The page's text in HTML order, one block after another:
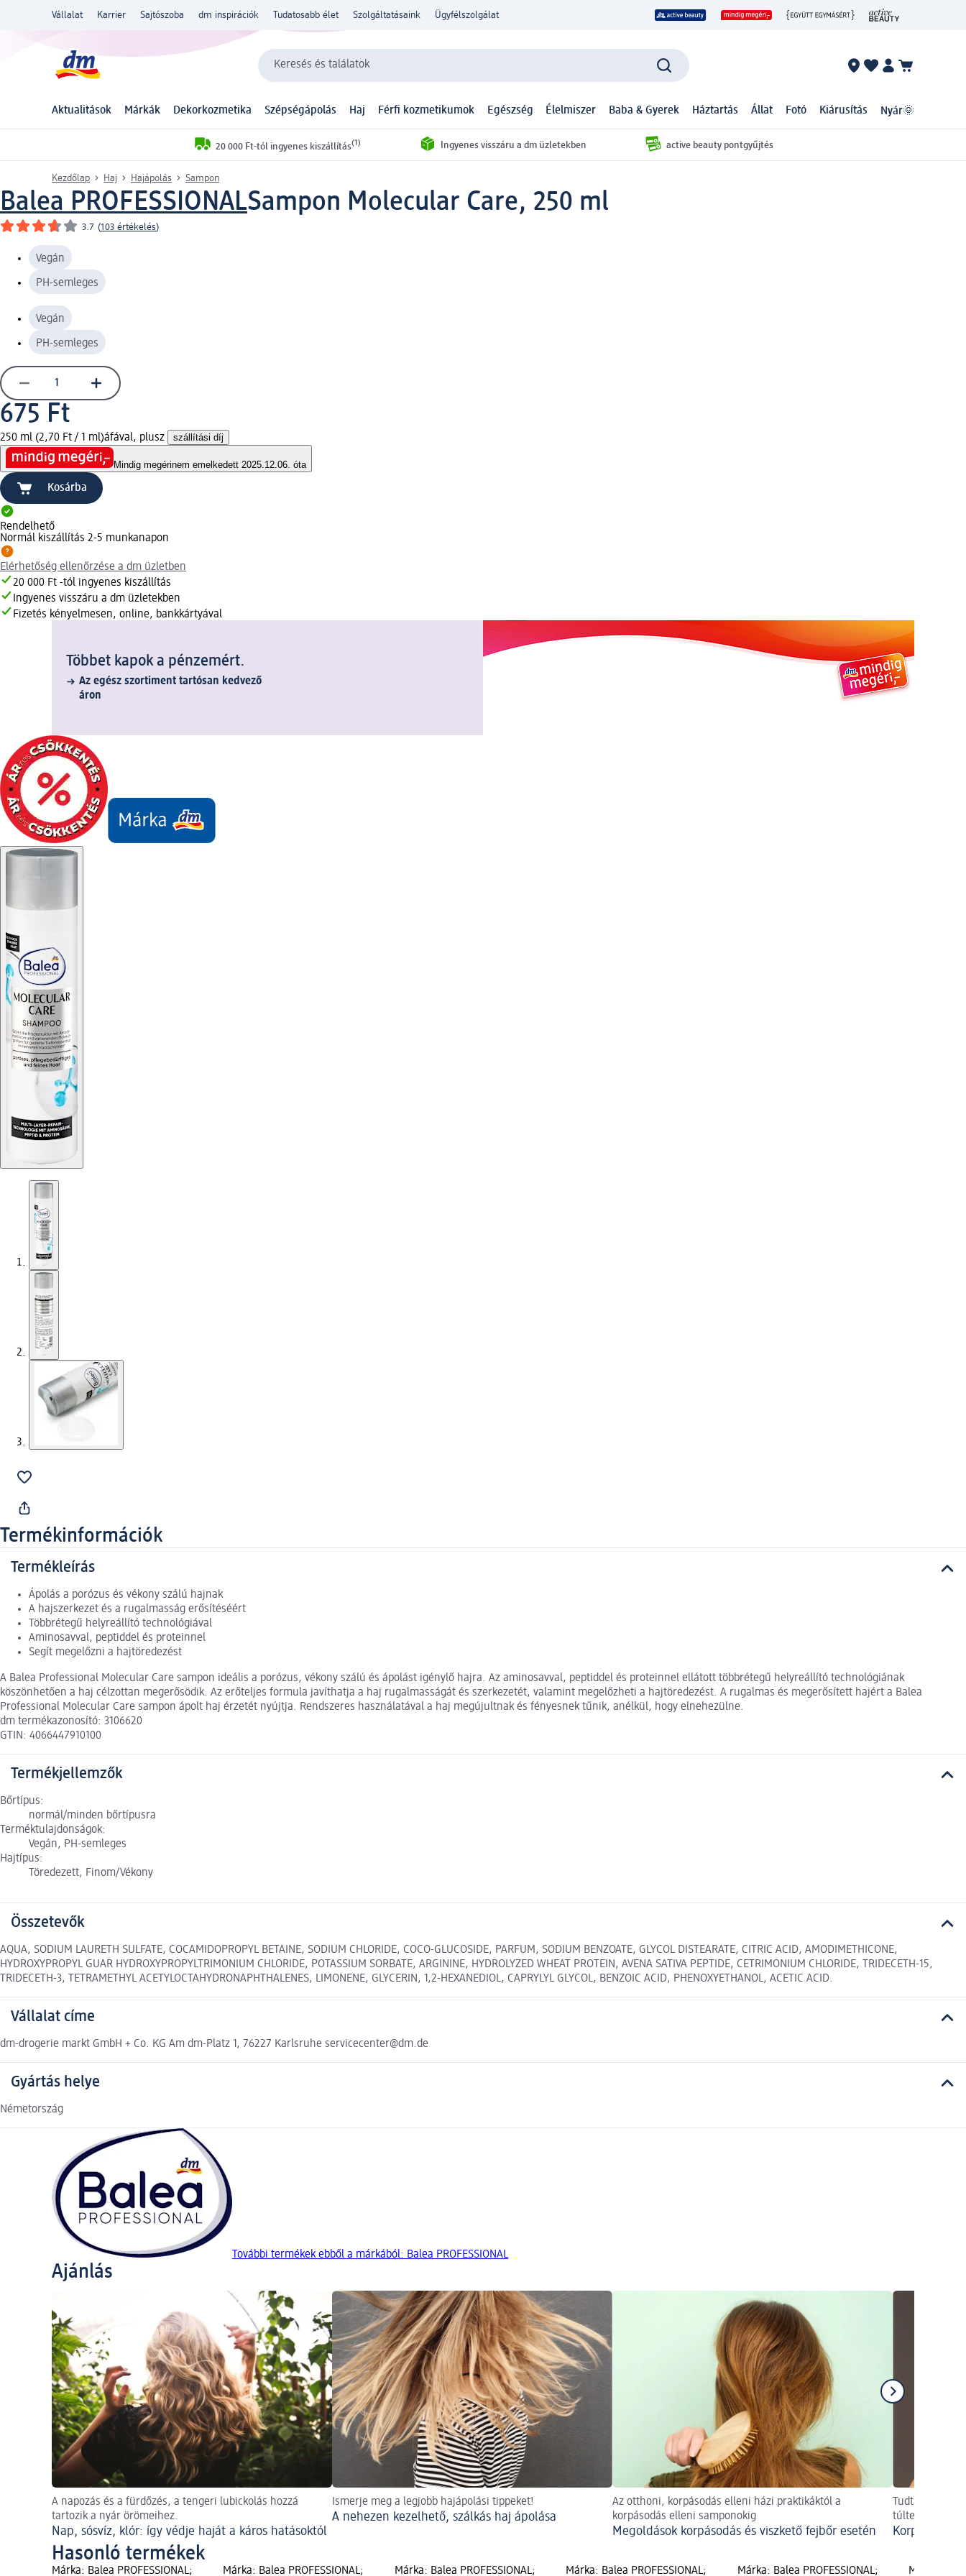
Vállalat Karrier Sajtószoba dm inspirációk Tudatosabb élet Szolgáltatásaink Ügyfélszolgálat
Keresés és találatok
Aktualitások Márkák Dekorkozmetika Szépségápolás Haj Férfi kozmetikumok Egészség Élelmiszer Baba & Gyerek Háztartás Állat Fotó Kiárusítás Nyár🌞
20 000 Ft-tól ingyenes kiszállítás(1) Ingyenes visszáru a dm üzletekben active beauty pontgyűjtés
Kezdőlap Haj Hajápolás Sampon
Balea PROFESSIONALSampon Molecular Care, 250 ml
3.7 (103 értékelés)
Vegán
PH-semleges
Vegán
PH-semleges
675 Ft
250 ml (2,70 Ft / 1 ml)áfával, plusz szállítási díj
Mindig megérinem emelkedett 2025.12.06. óta
Kosárba
Rendelhető
Normál kiszállítás 2-5 munkanapon
Elérhetőség ellenőrzése a dm üzletben
20 000 Ft -tól ingyenes kiszállítás
Ingyenes visszáru a dm üzletekben
Fizetés kényelmesen, online, bankkártyával
Többet kapok a pénzemért.
Az egész szortiment tartósan kedvező
áron
Termékinformációk
Termékleírás
Ápolás a porózus és vékony szálú hajnak
A hajszerkezet és a rugalmasság erősítéséért
Többrétegű helyreállító technológiával
Aminosavval, peptiddel és proteinnel
Segít megelőzni a hajtöredezést
A Balea Professional Molecular Care sampon ideális a porózus, vékony szálú és ápolást igénylő hajra. Az aminosavval, peptiddel és proteinnel ellátott többrétegű helyreállító technológiának
köszönhetően a haj célzottan megerősödik. Az erőteljes formula javíthatja a haj rugalmasságát és szerkezetét, valamint megelőzheti a hajtöredezést. A rugalmas és megerősített hajért a Balea
Professional Molecular Care sampon ápolt haj érzetét nyújtja. Rendszeres használatával a haj megújultnak és fényesnek tűnik, anélkül, hogy elnehezülne.
dm termékazonosító: 3106620
GTIN: 4066447910100
Termékjellemzők
Bőrtípus:
normál/minden bőrtípusra
Terméktulajdonságok:
Vegán, PH-semleges
Hajtípus:
Töredezett, Finom/Vékony
Összetevők
AQUA, SODIUM LAURETH SULFATE, COCAMIDOPROPYL BETAINE, SODIUM CHLORIDE, COCO-GLUCOSIDE, PARFUM, SODIUM BENZOATE, GLYCOL DISTEARATE, CITRIC ACID, AMODIMETHICONE,
HYDROXYPROPYL GUAR HYDROXYPROPYLTRIMONIUM CHLORIDE, POTASSIUM SORBATE, ARGININE, HYDROLYZED WHEAT PROTEIN, AVENA SATIVA PEPTIDE, CETRIMONIUM CHLORIDE, TRIDECETH-15,
TRIDECETH-3, TETRAMETHYL ACETYLOCTAHYDRONAPHTHALENES, LIMONENE, GLYCERIN, 1,2-HEXANEDIOL, CAPRYLYL GLYCOL, BENZOIC ACID, PHENOXYETHANOL, ACETIC ACID.
Vállalat címe
dm-drogerie markt GmbH + Co. KG Am dm-Platz 1, 76227 Karlsruhe servicecenter@dm.de
Gyártás helye
Németország
További termékek ebből a márkából: Balea PROFESSIONAL
Ajánlás
A napozás és a fürdőzés, a tengeri lubickolás hozzá
tartozik a nyár örömeihez.
Nap, sósvíz, klór: így védje haját a káros hatásoktól
Ismerje meg a legjobb hajápolási tippeket!
A nehezen kezelhető, szálkás haj ápolása
Az otthoni, korpásodás elleni házi praktikáktól a
korpásodás elleni samponokig
Megoldások korpásodás és viszkető fejbőr esetén
Tudta, hogy a
Korpás haj:
Hasonló termékek
Márka: Balea PROFESSIONAL; Márka: Balea PROFESSIONAL; Márka: Balea PROFESSIONAL; Márka: Balea PROFESSIONAL; Márka: Balea PROFESSIONAL; Márka: